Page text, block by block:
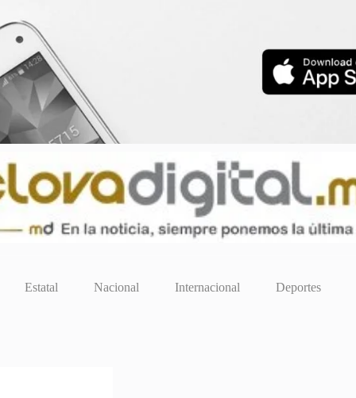
Estatal Nacional Internacional Deportes